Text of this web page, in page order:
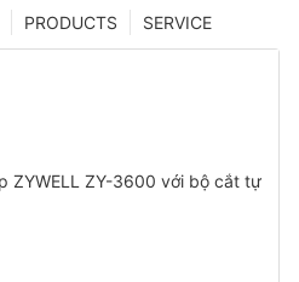
SERVICE
PRODUCTS